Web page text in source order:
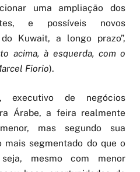
uma ampliação dos
e possíveis novos
Kuwait, a longo prazo”,
acima, à esquerda, com o
Fiorio).
executivo de negócios
Árabe, a feira realmente
mas segundo sua
segmentado do que o
mesmo com menor